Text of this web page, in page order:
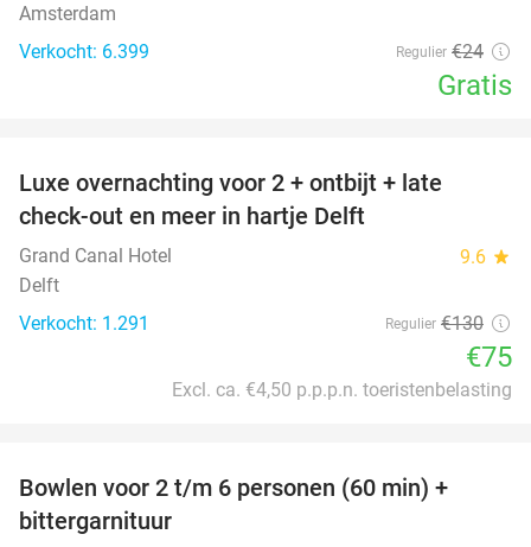
Amsterdam
Verkocht: 6.399
Regulier €24
Gratis
Luxe overnachting voor 2 + ontbijt + late
check-out en meer in hartje Delft
Grand Canal Hotel 9.6 star
Delft
Verkocht: 1.291
Regulier €130
€75
Excl. ca. €4,50 p.p.p.n. toeristenbelasting
Bowlen voor 2 t/m 6 personen (60 min) +
bittergarnituur